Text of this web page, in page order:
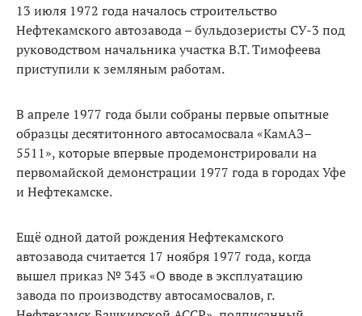
13 июля 1972 года началось строительство
Нефтекамского автозавода – бульдозеристы СУ-3 под
руководством начальника участка В.Т. Тимофеева
приступили к земляным работам.
В апреле 1977 года были собраны первые опытные
образцы десятитонного автосамосвала «КамАЗ–
5511», которые впервые продемонстрировали на
первомайской демонстрации 1977 года в городах Уфе
и Нефтекамске.
Ещё одной датой рождения Нефтекамского
автозавода считается 17 ноября 1977 года, когда
вышел приказ № 343 «О вводе в эксплуатацию
завода по производству автосамосвалов, г.